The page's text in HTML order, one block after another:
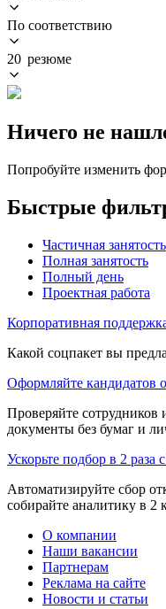
По соответствию
20 резюме
Ничего не
Попробуйте изменить
Быстрые
Частичная занятость
Полная занятость
Полный день
Проектная работа
Корпоративная
Какой соцпакет вы
Оформляйте кандидатов
Проверяйте
документы без бумаг и
Ускорьте подбор в 2 раза
Автоматизируйте сбор
собирайте аналитику в 2
О компании
Наши вакансии
Партнерам
Реклама на сайте
Новости и статьи